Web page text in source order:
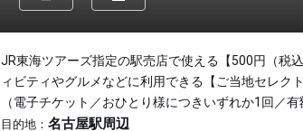
JR東海ツアーズ指定の駅売店で使える【500円（税
ィビティやグルメなどに利用できる【ご当地セレク
（電子チケット／おひとり様につきいずれか1回／
目的地： 名古屋駅周辺